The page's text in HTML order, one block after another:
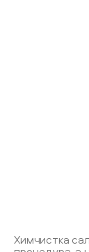
Химчистка